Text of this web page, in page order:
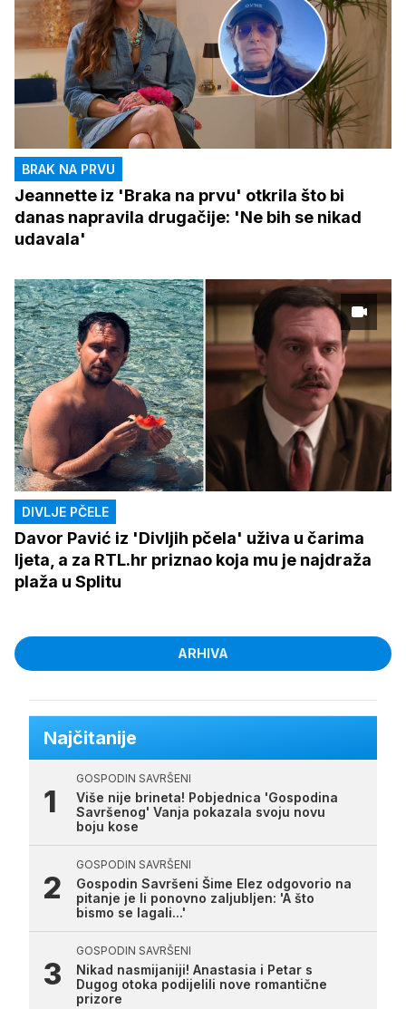
BRAK NA PRVU
Jeannette iz 'Braka na prvu' otkrila što bi
danas napravila drugačije: 'Ne bih se nikad
udavala'
DIVLJE PČELE
Davor Pavić iz 'Divljih pčela' uživa u čarima
ljeta, a za RTL.hr priznao koja mu je najdraža
plaža u Splitu
ARHIVA
Najčitanije
GOSPODIN SAVRŠENI
Više nije brineta! Pobjednica 'Gospodina
Savršenog' Vanja pokazala svoju novu
boju kose
GOSPODIN SAVRŠENI
Gospodin Savršeni Šime Elez odgovorio na
pitanje je li ponovno zaljubljen: 'A što
bismo se lagali...'
GOSPODIN SAVRŠENI
Nikad nasmijaniji! Anastasia i Petar s
Dugog otoka podijelili nove romantične
prizore